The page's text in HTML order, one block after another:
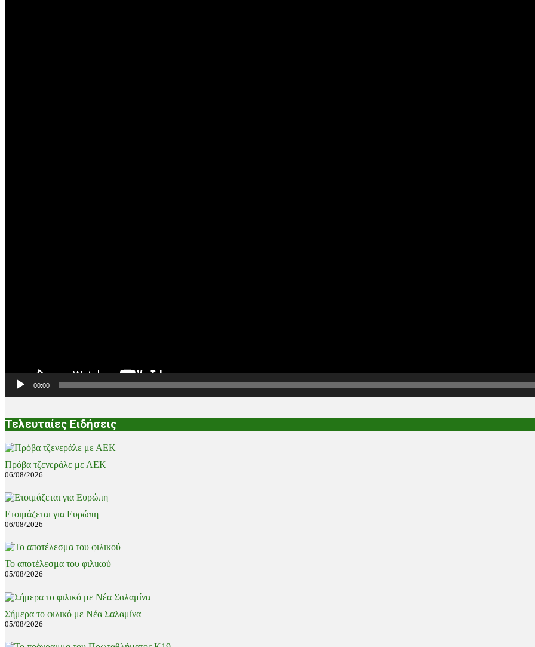
00:00
Τελευταίες Ειδήσεις
Πρόβα τζενεράλε με ΑΕΚ
06/08/2026
Ετοιμάζεται για Ευρώπη
06/08/2026
Το αποτέλεσμα του φιλικού
05/08/2026
Σήμερα το φιλικό με Νέα Σαλαμίνα
05/08/2026